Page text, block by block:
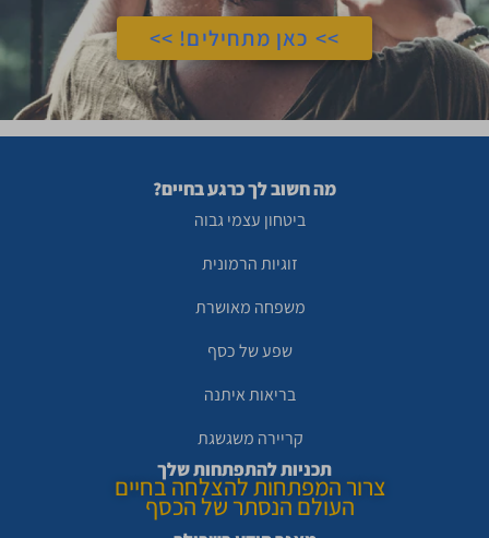
>> כאן מתחילים! >>
מה חשוב לך כרגע בחיים?
ביטחון עצמי גבוה
זוגיות הרמונית
משפחה מאושרת
שפע של כסף
בריאות איתנה
קריירה משגשגת
תכניות להתפתחות שלך
צרור המפתחות להצלחה בחיים
העולם הנסתר של הכסף